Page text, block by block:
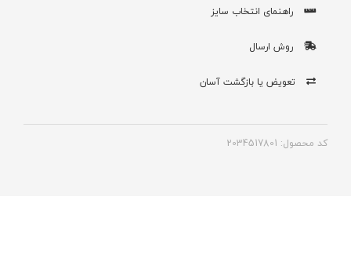
راهنمای انتخاب سایز
روش ارسال
تعویض یا بازگشت آسان
کد محصول: 2034517801